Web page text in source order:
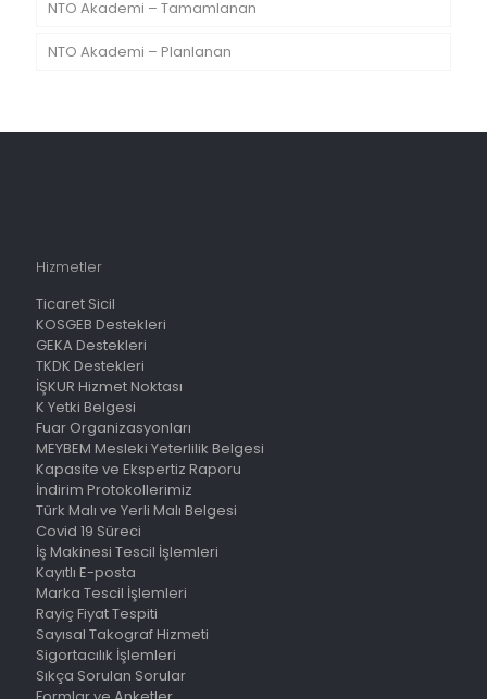
NTO Akademi – Tamamlanan
NTO Akademi – Planlanan
Hizmetler
Ticaret Sicil
KOSGEB Destekleri
GEKA Destekleri
TKDK Destekleri
İŞKUR Hizmet Noktası
K Yetki Belgesi
Fuar Organizasyonları
MEYBEM Mesleki Yeterlilik Belgesi
Kapasite ve Ekspertiz Raporu
İndirim Protokollerimiz
Türk Malı ve Yerli Malı Belgesi
Covid 19 Süreci
İş Makinesi Tescil İşlemleri
Kayıtlı E-posta
Marka Tescil İşlemleri
Rayiç Fiyat Tespiti
Sayısal Takograf Hizmeti
Sigortacılık İşlemleri
Sıkça Sorulan Sorular